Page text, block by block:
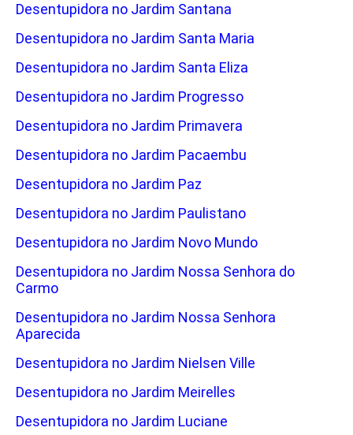
Desentupidora no Jardim Santana
Desentupidora no Jardim Santa Maria
Desentupidora no Jardim Santa Eliza
Desentupidora no Jardim Progresso
Desentupidora no Jardim Primavera
Desentupidora no Jardim Pacaembu
Desentupidora no Jardim Paz
Desentupidora no Jardim Paulistano
Desentupidora no Jardim Novo Mundo
Desentupidora no Jardim Nossa Senhora do
Carmo
Desentupidora no Jardim Nossa Senhora
Aparecida
Desentupidora no Jardim Nielsen Ville
Desentupidora no Jardim Meirelles
Desentupidora no Jardim Luciane